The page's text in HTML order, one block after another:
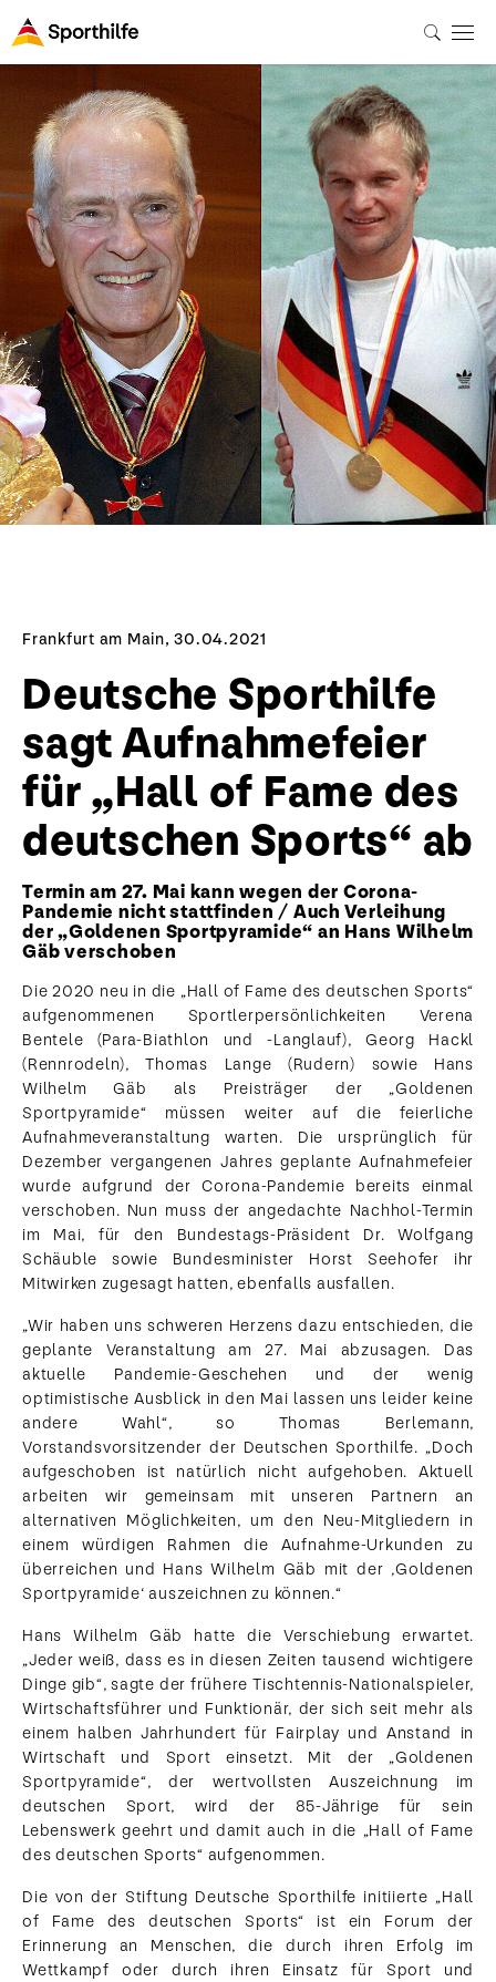
Frankfurt am Main, 30.04.2021
Deutsche Sporthilfe
sagt Aufnahmefeier
für „Hall of Fame des
deutschen Sports“ ab
Termin am 27. Mai kann wegen der Corona-
Pandemie nicht stattfinden / Auch Verleihung
der „Goldenen Sportpyramide“ an Hans Wilhelm
Gäb verschoben
Die 2020 neu in die „Hall of Fame des deutschen Sports“
aufgenommenen Sportlerpersönlichkeiten Verena
Bentele (Para-Biathlon und -Langlauf), Georg Hackl
(Rennrodeln), Thomas Lange (Rudern) sowie Hans
Wilhelm Gäb als Preisträger der „Goldenen
Sportpyramide“ müssen weiter auf die feierliche
Aufnahmeveranstaltung warten. Die ursprünglich für
Dezember vergangenen Jahres geplante Aufnahmefeier
wurde aufgrund der Corona-Pandemie bereits einmal
verschoben. Nun muss der angedachte Nachhol-Termin
im Mai, für den Bundestags-Präsident Dr. Wolfgang
Schäuble sowie Bundesminister Horst Seehofer ihr
Mitwirken zugesagt hatten, ebenfalls ausfallen.
„Wir haben uns schweren Herzens dazu entschieden, die
geplante Veranstaltung am 27. Mai abzusagen. Das
aktuelle Pandemie-Geschehen und der wenig
optimistische Ausblick in den Mai lassen uns leider keine
andere Wahl“, so Thomas Berlemann,
Vorstandsvorsitzender der Deutschen Sporthilfe. „Doch
aufgeschoben ist natürlich nicht aufgehoben. Aktuell
arbeiten wir gemeinsam mit unseren Partnern an
alternativen Möglichkeiten, um den Neu-Mitgliedern in
einem würdigen Rahmen die Aufnahme-Urkunden zu
überreichen und Hans Wilhelm Gäb mit der ‚Goldenen
Sportpyramide‘ auszeichnen zu können.“
Hans Wilhelm Gäb hatte die Verschiebung erwartet.
„Jeder weiß, dass es in diesen Zeiten tausend wichtigere
Dinge gib“, sagte der frühere Tischtennis-Nationalspieler,
Wirtschaftsführer und Funktionär, der sich seit mehr als
einem halben Jahrhundert für Fairplay und Anstand in
Wirtschaft und Sport einsetzt. Mit der „Goldenen
Sportpyramide“, der wertvollsten Auszeichnung im
deutschen Sport, wird der 85-Jährige für sein
Lebenswerk geehrt und damit auch in die „Hall of Fame
des deutschen Sports“ aufgenommen.
Die von der Stiftung Deutsche Sporthilfe initiierte „Hall
of Fame des deutschen Sports“ ist ein Forum der
Erinnerung an Menschen, die durch ihren Erfolg im
Wettkampf oder durch ihren Einsatz für Sport und